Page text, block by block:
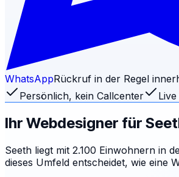
WhatsAppRückruf in der Regel
Persönlich, kein Callcenter
Ihr Webdesigner für
Seeth liegt mit 2.100 Einwohnern in
dieses Umfeld entscheidet, wie eine